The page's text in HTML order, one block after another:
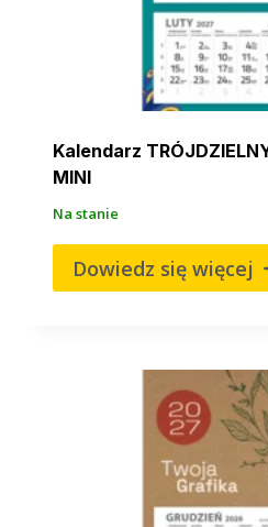
Kalendarz
MINI
Na stanie
Dowiedz się więcej